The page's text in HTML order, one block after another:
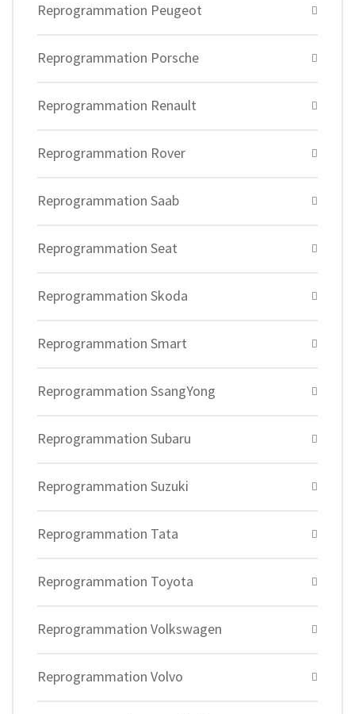
Reprogrammation Peugeot
Reprogrammation Porsche
Reprogrammation Renault
Reprogrammation Rover
Reprogrammation Saab
Reprogrammation Seat
Reprogrammation Skoda
Reprogrammation Smart
Reprogrammation SsangYong
Reprogrammation Subaru
Reprogrammation Suzuki
Reprogrammation Tata
Reprogrammation Toyota
Reprogrammation Volkswagen
Reprogrammation Volvo